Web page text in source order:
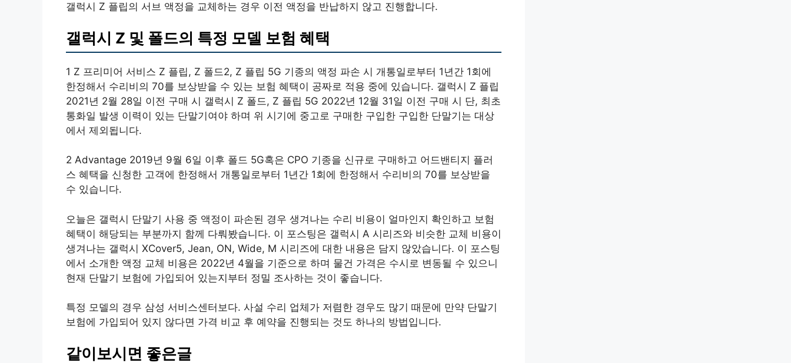
갤럭시 Z 플립의 서브 액정을 교체하는 경우 이전 액정을 반납하지 않고 진행합니다.
갤럭시 Z 및 폴드의 특정 모델 보험 혜택
1 Z 프리미어 서비스 Z 플립, Z 폴드2, Z 플립 5G 기종의 액정 파손 시 개통일로부터 1년간 1회에
한정해서 수리비의 70를 보상받을 수 있는 보험 혜택이 공짜로 적용 중에 있습니다. 갤럭시 Z 플립
2021년 2월 28일 이전 구매 시 갤럭시 Z 폴드, Z 플립 5G 2022년 12월 31일 이전 구매 시 단, 최초
통화일 발생 이력이 있는 단말기여야 하며 위 시기에 중고로 구매한 구입한 구입한 단말기는 대상
에서 제외됩니다.
2 Advantage 2019년 9월 6일 이후 폴드 5G혹은 CPO 기종을 신규로 구매하고 어드밴티지 플러
스 혜택을 신청한 고객에 한정해서 개통일로부터 1년간 1회에 한정해서 수리비의 70를 보상받을
수 있습니다.
오늘은 갤럭시 단말기 사용 중 액정이 파손된 경우 생겨나는 수리 비용이 얼마인지 확인하고 보험
혜택이 해당되는 부분까지 함께 다뤄봤습니다. 이 포스팅은 갤럭시 A 시리즈와 비슷한 교체 비용이
생겨나는 갤럭시 XCover5, Jean, ON, Wide, M 시리즈에 대한 내용은 담지 않았습니다. 이 포스팅
에서 소개한 액정 교체 비용은 2022년 4월을 기준으로 하며 물건 가격은 수시로 변동될 수 있으니
현재 단말기 보험에 가입되어 있는지부터 정밀 조사하는 것이 좋습니다.
특정 모델의 경우 삼성 서비스센터보다. 사설 수리 업체가 저렴한 경우도 많기 때문에 만약 단말기
보험에 가입되어 있지 않다면 가격 비교 후 예약을 진행되는 것도 하나의 방법입니다.
같이보시면 좋은글